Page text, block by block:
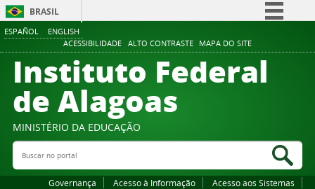
ESPAÑOL ENGLISH
ACESSIBILIDADE ALTO CONTRASTE MAPA DO SITE
BRASIL
Comunica BR
Participe
Canais
Instituto Federal
de Alagoas
MINISTÉRIO DA EDUCAÇÃO
Buscar no portal
Governança Acesso à Informação
Acesso aos Sistemas